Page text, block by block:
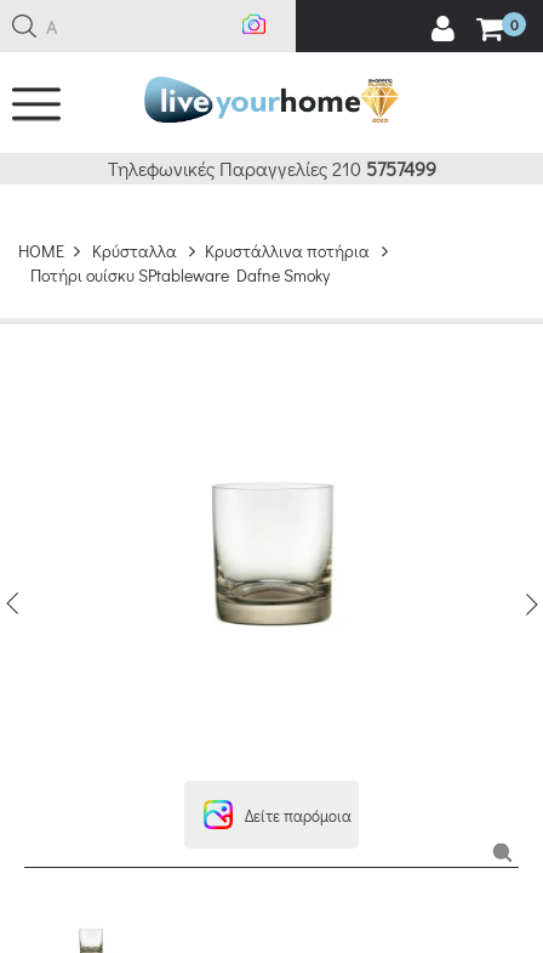
Ανα 0
Τηλεφωνικές Παραγγελίες 210 5757499
HOME Κρύσταλλα
Κρυστάλλινα ποτήρια
Ποτήρι ουίσκυ SPtableware Dafne Smoky
Δείτε παρόμοια